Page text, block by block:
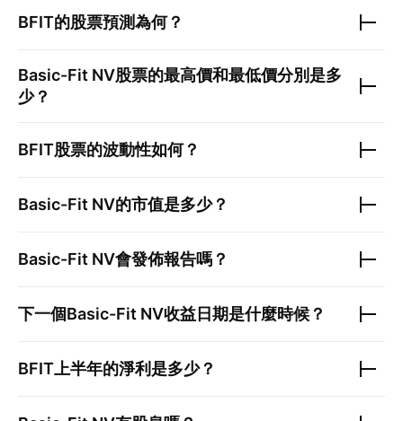
BFIT的股票預測為何？
Basic-Fit NV股票的最高價和最低價分別是多
少？
BFIT股票的波動性如何？
Basic-Fit NV的市值是多少？
Basic-Fit NV會發佈報告嗎？
下一個Basic-Fit NV收益日期是什麼時候？
BFIT 上半年的淨利是多少？